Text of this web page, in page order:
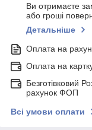
Ви отримаєте
або гроші
Детальніше
Оплата на
Оплата на
Безготівковий
рахунок ФОП
Всі умови оплати